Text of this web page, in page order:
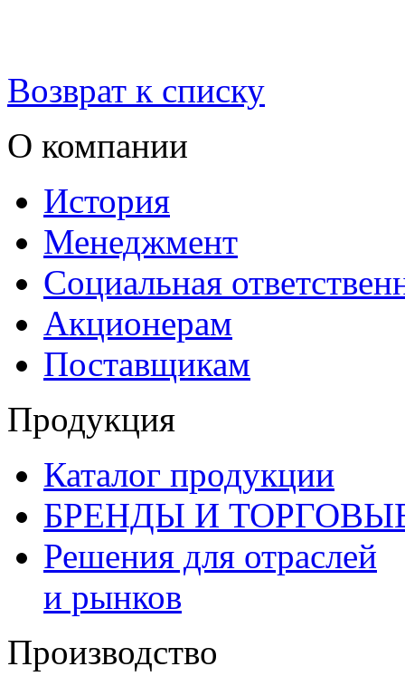
Возврат к списку
О компании
История
Менеджмент
Социальная
Акционерам
Поставщикам
Продукция
Каталог продукции
БРЕНДЫ И
Решения для отраслей
и рынков
Производство